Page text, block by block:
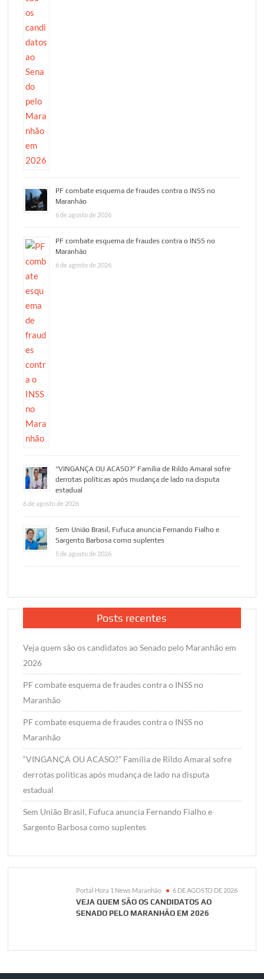
PF combate esquema de fraudes contra o INSS no
Maranhão
6 de agosto de 2026
PF combate esquema de fraudes contra o INSS no
Maranhão
6 de agosto de 2026
“VINGANÇA OU ACASO?” Família de Rildo Amaral sofre
derrotas políticas após mudança de lado na disputa
estadual
6 de agosto de 2026
Sem União Brasil, Fufuca anuncia Fernando Fialho e
Sargento Barbosa como suplentes
5 de agosto de 2026
Posts recentes
Veja quem são os candidatos ao Senado pelo Maranhão em
2026
PF combate esquema de fraudes contra o INSS no
Maranhão
PF combate esquema de fraudes contra o INSS no
Maranhão
“VINGANÇA OU ACASO?” Família de Rildo Amaral sofre
derrotas políticas após mudança de lado na disputa
estadual
Sem União Brasil, Fufuca anuncia Fernando Fialho e
Sargento Barbosa como suplentes
Portal Hora 1 News Maranhão 6 DE AGOSTO DE 2026
VEJA QUEM SÃO OS CANDIDATOS AO
SENADO PELO MARANHÃO EM 2026